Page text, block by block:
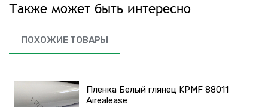
Также может быть интересно
ПОХОЖИЕ ТОВАРЫ
Пленка Белый глянец KPMF 88011
Airealease